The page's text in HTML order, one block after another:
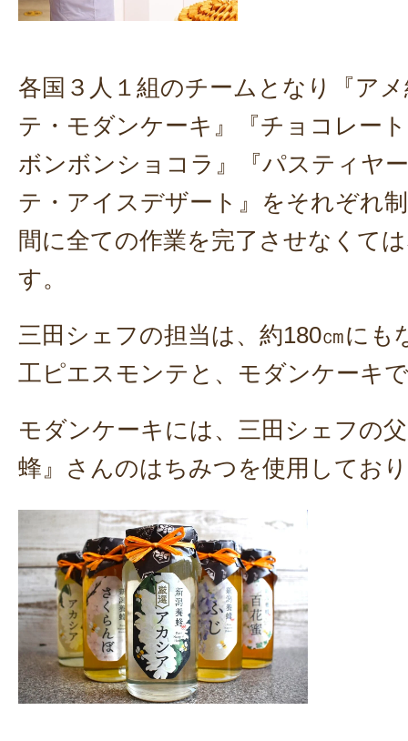
各国３人１組のチームとなり『ア
テ・モダンケーキ』『チョコレー
ボンボンショコラ』『パスティヤ
テ・アイスデザート』をそれぞれ
間に全ての作業を完了させなくて
す。
三田シェフの担当は、約180㎝にも
工ピエスモンテと、モダンケーキ
モダンケーキには、三田シェフの
蜂』さんのはちみつを使用してお